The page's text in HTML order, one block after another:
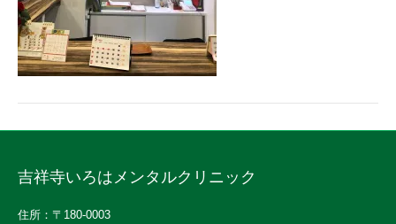
吉祥寺いろはメンタルクリニック
住所：〒180-0003